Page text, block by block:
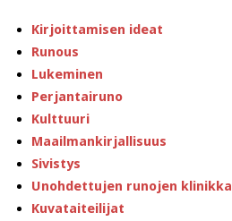
Kirjoittamisen ideat
Runous
Lukeminen
Perjantairuno
Kulttuuri
Maailmankirjallisuus
Sivistys
Unohdettujen runojen klinikka
Kuvataiteilijat